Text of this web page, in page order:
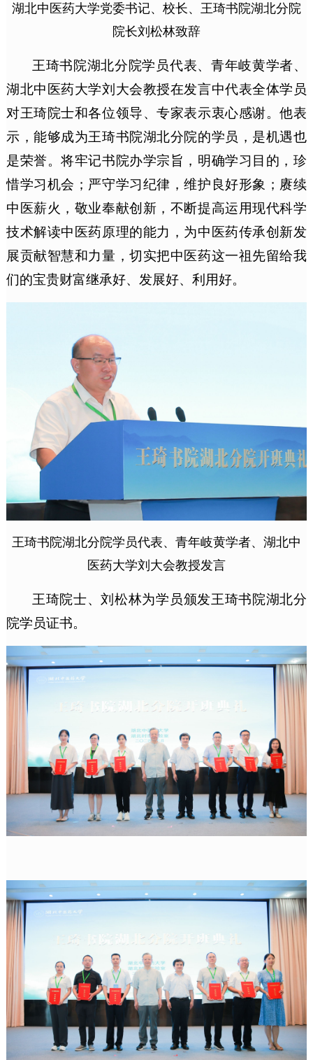
湖北中医药大学党委书记、校长、王琦书院湖北分院
院长刘松林致辞
王琦书院湖北分院学员代表、青年岐黄学者、
湖北中医药大学刘大会教授在发言中代表全体学员
对王琦院士和各位领导、专家表示衷心感谢。他表
示，能够成为王琦书院湖北分院的学员，是机遇也
是荣誉。将牢记书院办学宗旨，明确学习目的，珍
惜学习机会；严守学习纪律，维护良好形象；赓续
中医薪火，敬业奉献创新，不断提高运用现代科学
技术解读中医药原理的能力，为中医药传承创新发
展贡献智慧和力量，切实把中医药这一祖先留给我
们的宝贵财富继承好、发展好、利用好。
王琦书院湖北分院学员代表、青年岐黄学者、湖北中
医药大学刘大会教授发言
王琦院士、刘松林为学员颁发王琦书院湖北分
院学员证书。